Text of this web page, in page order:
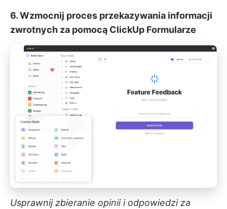
6. Wzmocnij proces przekazywania informacji
zwrotnych za pomocą ClickUp Formularze
Usprawnij zbieranie opinii i odpowiedzi za